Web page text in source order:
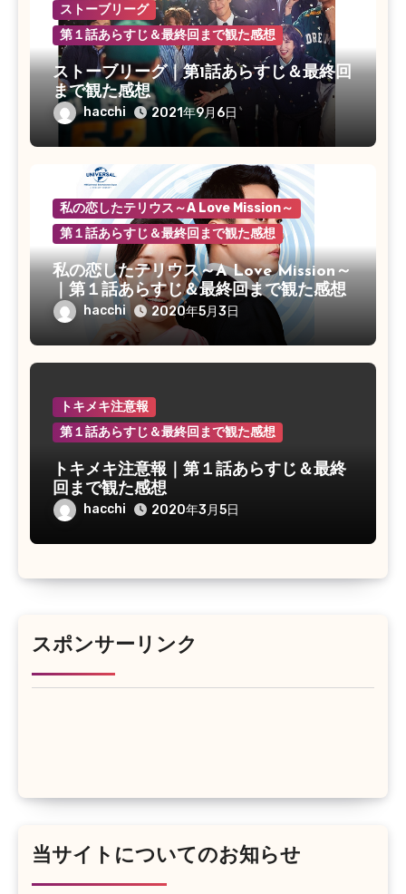
ストーブリーグ
第１話あらすじ＆最終回まで観た感想
ストーブリーグ｜第1話あらすじ＆最終回
まで観た感想
hacchi 2021年9月6日
私の恋したテリウス～A Love Mission～
第１話あらすじ＆最終回まで観た感想
私の恋したテリウス～A Love Mission～
｜第１話あらすじ＆最終回まで観た感想
hacchi 2020年5月3日
トキメキ注意報
第１話あらすじ＆最終回まで観た感想
トキメキ注意報｜第１話あらすじ＆最終
回まで観た感想
hacchi 2020年3月5日
スポンサーリンク
当サイトについてのお知らせ